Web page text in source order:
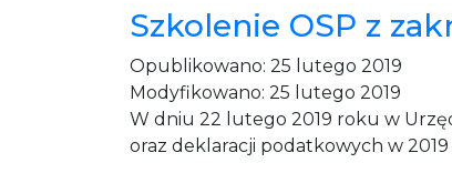
Szkolenie OSP z
Opublikowano: 25 lutego 2019
Modyfikowano: 25 lutego 2019
W dniu 22 lutego 2019 roku w
oraz deklaracji podatkowych w